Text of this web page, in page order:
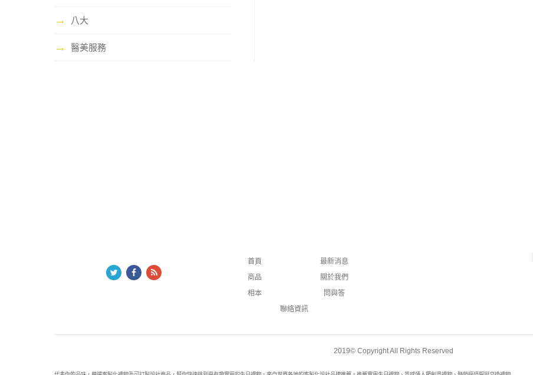
→ 八大
→ 醫美服務
首頁
最新消息
商品
關於我們
相本
問與答
聯絡資訊
2019© Copyright All Rights Reserved